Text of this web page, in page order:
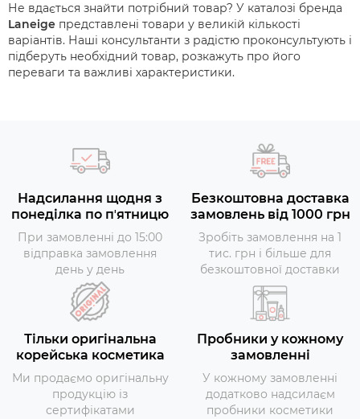
Не вдається знайти потрібний товар? У каталозі бренда
Laneige представлені товари у великій кількості
варіантів. Наші консультанти з радістю проконсультують і
підберуть необхідний товар, розкажуть про його
переваги та важливі характеристики.
Надсилання щодня з
понеділка по пʼятницю
При замовленні до 15:00
відправка замовлення
день у день
Безкоштовна доставка
замовлень від 1000 грн
Зробіть замовлення на 1
тис. грн і більше для
безкоштовної доставки
Тільки оригінальна
корейська косметика
Ми продаємо оригінальну
продукцію із
сертифікатами
Пробники у кожному
замовленні
У кожному замовленні
додатково надсилаєм
пробники косметики